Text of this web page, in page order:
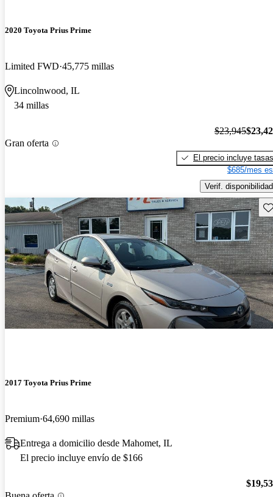
2020 Toyota Prius Prime
Limited FWD 45,775 millas
Lincolnwood, IL
34 millas
Gran oferta
$23,945
El precio incluye tasas
$685/mes
Verif. disponibilidad
2017 Toyota Prius Prime
Premium 64,690 millas
Entrega a domicilio desde Mahomet, IL
El precio incluye envío de $166